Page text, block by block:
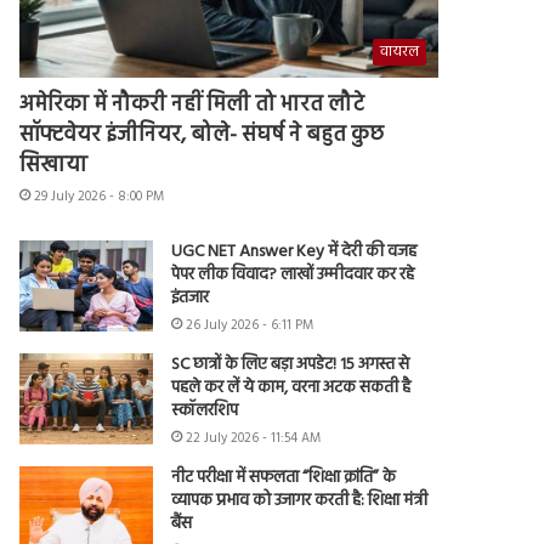
वायरल
अमेरिका में नौकरी नहीं मिली तो भारत लौटे
सॉफ्टवेयर इंजीनियर, बोले- संघर्ष ने बहुत कुछ
सिखाया
29 July 2026 - 8:00 PM
UGC NET Answer Key में देरी की वजह
पेपर लीक विवाद? लाखों उम्मीदवार कर रहे
इंतजार
26 July 2026 - 6:11 PM
SC छात्रों के लिए बड़ा अपडेट! 15 अगस्त से
पहले कर लें ये काम, वरना अटक सकती है
स्कॉलरशिप
22 July 2026 - 11:54 AM
नीट परीक्षा में सफलता “शिक्षा क्रांति” के
व्यापक प्रभाव को उजागर करती है: शिक्षा मंत्री
बैंस